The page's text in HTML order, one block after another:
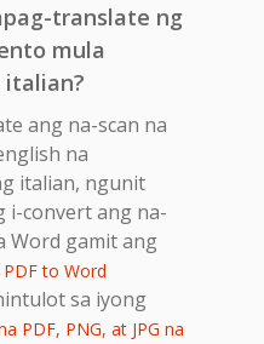
translate ng
mula
italian?
ang na-scan na
na
italian, ngunit
i-convert ang na-
Word gamit ang
PDF to Word
sa iyong
PDF, PNG, at JPG na